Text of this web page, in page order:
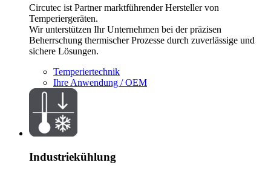
Circutec ist Partner marktführender Hersteller von
Temperiergeräten.
Wir unterstützen Ihr Unternehmen bei der präzisen
Beherrschung thermischer Prozesse durch zuverlässige und
sichere Lösungen.
Temperiertechnik
Ihre Anwendung / OEM
Industriekühlung